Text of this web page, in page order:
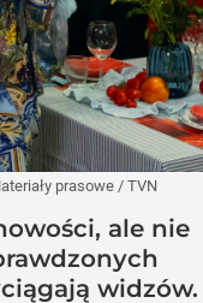
prasowe / TVN
ale nie
widzów.